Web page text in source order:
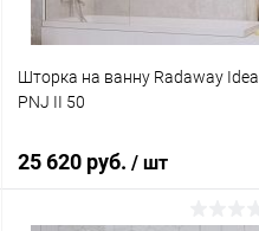
Шторка на ванну Radaway Idea
PNJ II 50
25 620 руб. / шт